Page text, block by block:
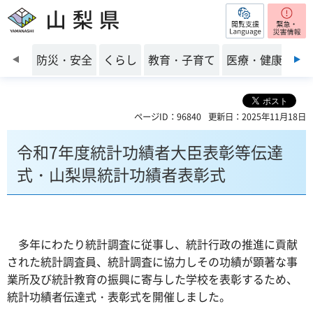
山梨県 閲覧支援
前のスライドを表示
防災・安全 くらし 教育・子育て 医療・健康・福
ページID：96840 更新日：2025年11月18日
令和7年度統計功績者大臣表彰等伝達
式・山梨県統計功績者表彰式
多年にわたり統計調査に従事し、統計行政の推進に貢献
された統計調査員、統計調査に協力しその功績が顕著な事
業所及び統計教育の振興に寄与した学校を表彰するため、
統計功績者伝達式・表彰式を開催しました。